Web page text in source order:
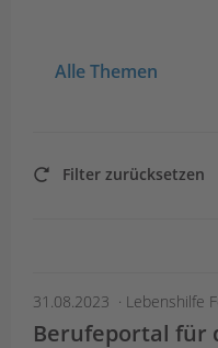
Themen
Alle Themen
Filter zurücksetzen
31.08.2023 Lebenshilfe
Berufeportal für